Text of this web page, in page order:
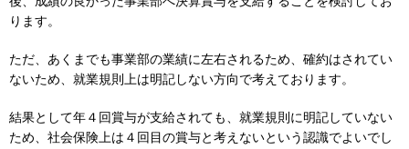
ります。
ただ、あくまでも事業部の業績に左右されるため、確約はされてい
ないため、就業規則上は明記しない方向で考えております。
結果として年４回賞与が支給されても、就業規則に明記していない
ため、社会保険上は４回目の賞与と考えないという認識でよいでし